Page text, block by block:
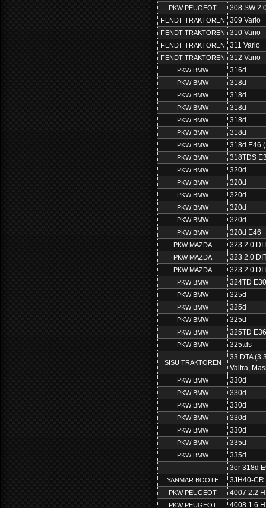
PKW PEUGEOT 308 SW
FENDT TRAKTOREN 309 Vario
FENDT TRAKTOREN 310 Vario
FENDT TRAKTOREN 311 Vario
FENDT TRAKTOREN 312 Vario
PKW BMW 316d
PKW BMW 318d
PKW BMW 318d
PKW BMW 318d
PKW BMW 318d
PKW BMW 318d
PKW BMW 318d E46
PKW BMW 318TDS
PKW BMW 320d
PKW BMW 320d
PKW BMW 320d
PKW BMW 320d
PKW BMW 320d
PKW BMW 320d E46
PKW MAZDA 323 2.0
PKW MAZDA 323 2.0
PKW MAZDA 323 2.0
PKW BMW 324TD E30
PKW BMW 325d
PKW BMW 325d
PKW BMW 325d
PKW BMW 325TD E36
PKW BMW 325tds
SISU TRAKTOREN
33 DTA
Valtra,
PKW BMW 330d
PKW BMW 330d
PKW BMW 330d
PKW BMW 330d
PKW BMW 330d
PKW BMW 335d
PKW BMW
335d
3er 318d
YANMAR BOOTE 3JH40-CR
PKW PEUGEOT 4007 2.2
PKW PEUGEOT 4008 1.6